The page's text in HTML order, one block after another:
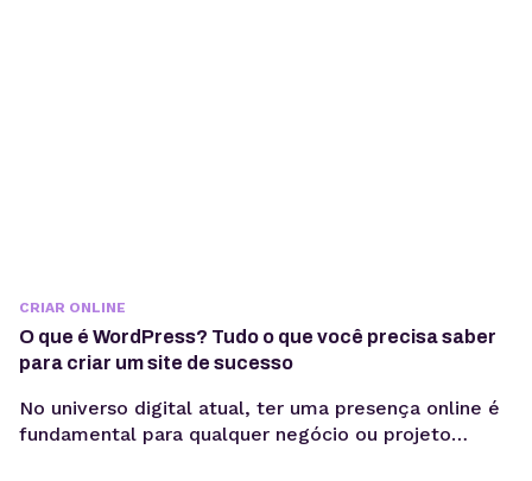
CRIAR ONLINE
O que é WordPress? Tudo o que você precisa saber
para criar um site de sucesso
No universo digital atual, ter uma presença online é
fundamental para qualquer negócio ou projeto